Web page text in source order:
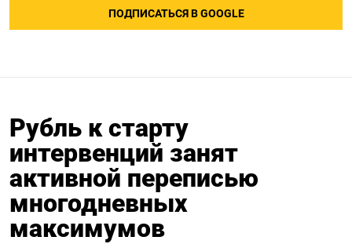
ПОДПИСАТЬСЯ В GOOGLE
Рубль к старту
интервенций занят
активной переписью
многодневных
максимумов